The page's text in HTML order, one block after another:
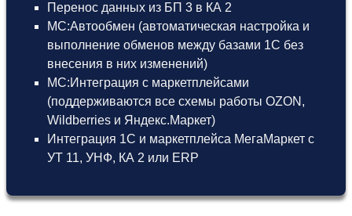
Перенос данных из БП 3 в КА 2
МС:Автообмен (автоматическая настройка и
выполнение обменов между базами 1С без
внесения в них изменений)
МС:Интеграция с маркетплейсами
(поддерживаются все схемы работы OZON,
Wildberries и Яндекс.Маркет)
Интеграция 1С и маркетплейса МегаМаркет с
УТ 11, УНФ, КА 2 или ERP